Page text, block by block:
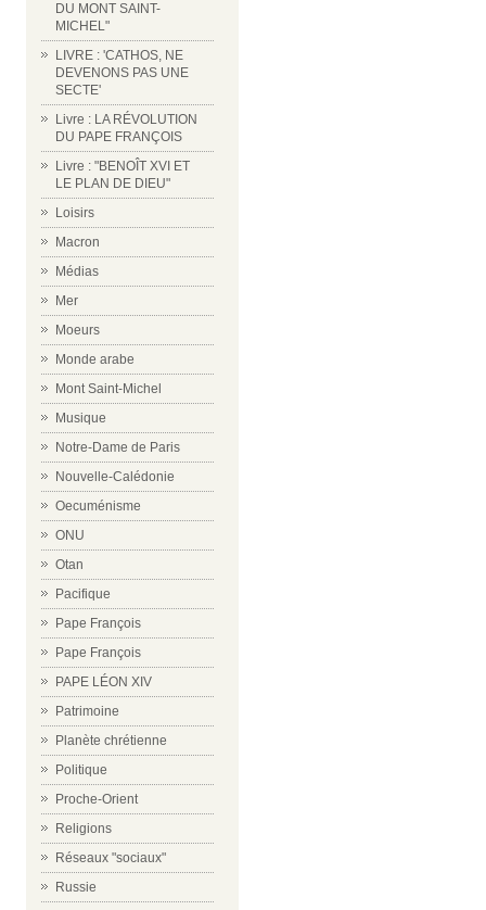
DU MONT SAINT-
MICHEL"
LIVRE : 'CATHOS, NE
DEVENONS PAS UNE
SECTE'
Livre : LA RÉVOLUTION
DU PAPE FRANÇOIS
Livre : "BENOÎT XVI ET
LE PLAN DE DIEU"
Loisirs
Macron
Médias
Mer
Moeurs
Monde arabe
Mont Saint-Michel
Musique
Notre-Dame de Paris
Nouvelle-Calédonie
Oecuménisme
ONU
Otan
Pacifique
Pape François
Pape François
PAPE LÉON XIV
Patrimoine
Planète chrétienne
Politique
Proche-Orient
Religions
Réseaux "sociaux"
Russie